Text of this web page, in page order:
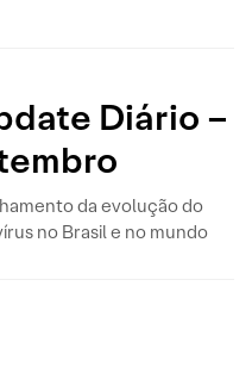
Diário –
da evolução do
no Brasil e no mundo